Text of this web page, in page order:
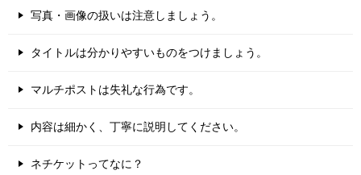
写真・画像の扱いは注意しましょう。
タイトルは分かりやすいものをつけましょう。
マルチポストは失礼な行為です。
内容は細かく、丁寧に説明してください。
ネチケットってなに？